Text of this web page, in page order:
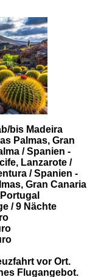
bis Madeira
Palmas, Gran
/ Spanien -
Lanzarote /
/ Spanien -
Gran Canaria
/ 9 Nächte
vor Ort.
Flugangebot.